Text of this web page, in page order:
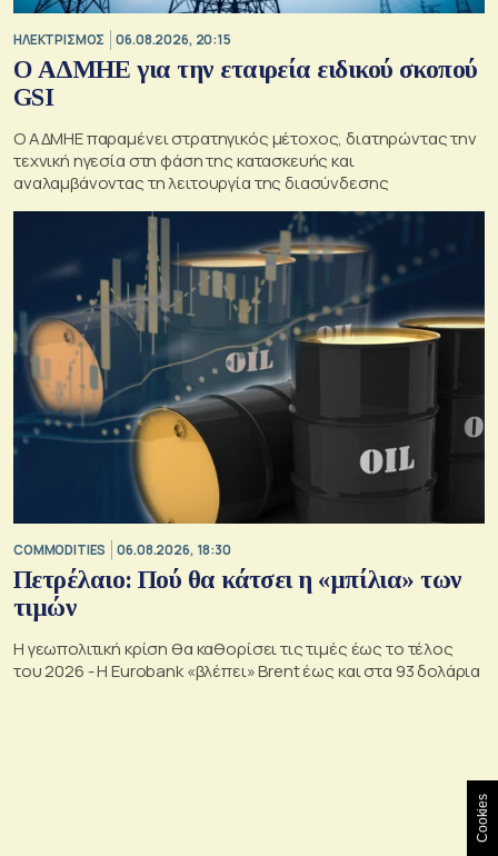
ΗΛΕΚΤΡΙΣΜΟΣ 06.08.2026, 20:15
O ΑΔΜΗΕ για την εταιρεία ειδικού σκοπού
GSI
O ΑΔΜΗΕ παραμένει στρατηγικός μέτοχος, διατηρώντας την
τεχνική ηγεσία στη φάση της κατασκευής και
αναλαμβάνοντας τη λειτουργία της διασύνδεσης
COMMODITIES 06.08.2026, 18:30
Πετρέλαιο: Πού θα κάτσει η «μπίλια» των
τιμών
Η γεωπολιτική κρίση θα καθορίσει τις τιμές έως το τέλος
του 2026 - Η Eurobank «βλέπει» Brent έως και στα 93 δολάρια
Cookies